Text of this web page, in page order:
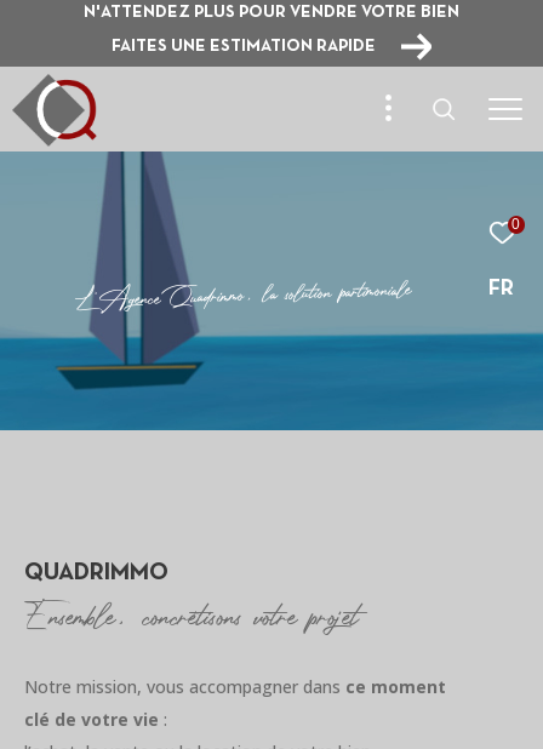
N'ATTENDEZ PLUS POUR VENDRE VOTRE BIEN
FAITES UNE ESTIMATION RAPIDE
0
FR
L'AgenceQuadrimmo, lasolutionpartimoniale
QUADRIMMO
Ensemble, concrétisons votre projet
Notre mission, vous accompagner dans ce moment
clé de votre vie :